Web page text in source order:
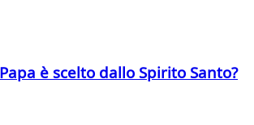
è scelto dallo Spirito Santo?